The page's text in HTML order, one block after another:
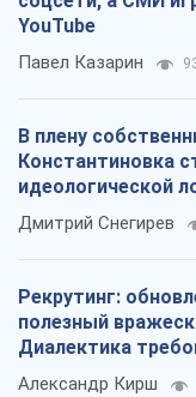
YouTube
Павел Казарин
В плену
Константиновка
идеологической
российских
Дмитрий Снегирев
Рекрутинг:
полезный
Диалектика
Александр Кирш